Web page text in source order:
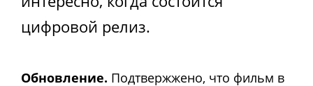
цифровой релиз.
Обновление. Подтвержжено, что фильм в